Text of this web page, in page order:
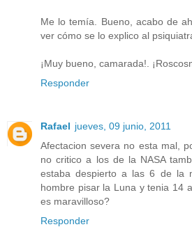
Me lo temía. Bueno, acabo de
ver cómo se lo explico al
¡Muy bueno, camarada!.
Responder
Rafael jueves, 09 junio, 2011
Afectacion severa no esta mal,
no critico a los de la NASA
estaba despierto a las 6 de la
hombre pisar la Luna y tenia 14
es maravilloso?
Responder